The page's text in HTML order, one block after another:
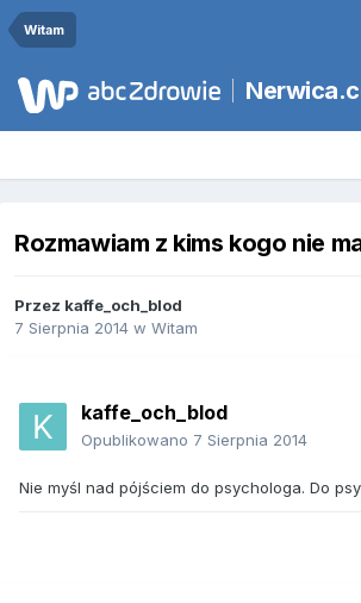
Witam
Rozmawiam z kims kogo nie
Przez kaffe_och_blod
7 Sierpnia 2014 w Witam
kaffe_och_blod
Opublikowano 7 Sierpnia 2014
Nie myśl nad pójściem do psychologa. Do